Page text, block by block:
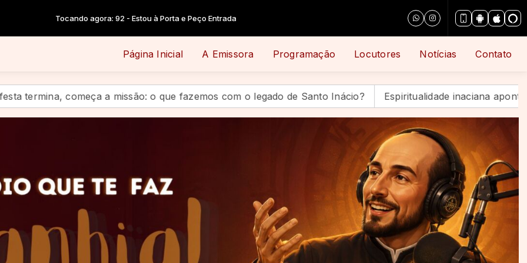
agora: 92 - Estou à Porta e Peço Entrada
Página Inicial A Emissora Programação Locutores Notícias Contato
a missão: o que fazemos com o legado de Santo Inácio? Espiritualidade inaciana aponta caminhos de